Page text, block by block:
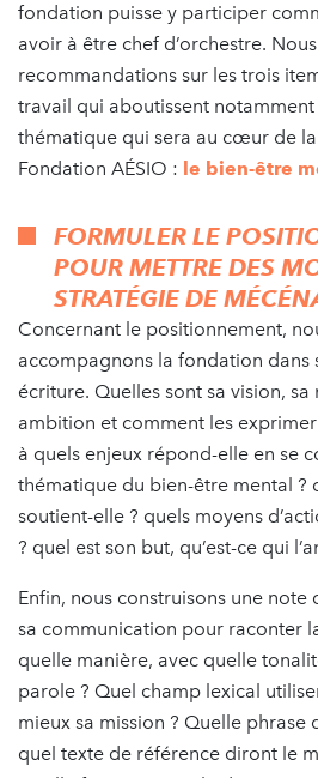
fondation puisse y participer
avoir à être chef d’orchestre.
recommandations sur les trois
travail qui aboutissent
thématique qui sera au cœur de
Fondation AÉSIO : le bien-être
FORMULER LE
POUR METTRE DES
STRATÉGIE DE
Concernant le positionnement,
accompagnons la fondation dans
écriture. Quelles sont sa vision, sa
ambition et comment les exprimer
à quels enjeux répond-elle en se
thématique du bien-être mental ?
soutient-elle ? quels moyens
? quel est son but, qu’est-ce qui
Enfin, nous construisons une
sa communication pour raconter
quelle manière, avec quelle
parole ? Quel champ lexical
mieux sa mission ? Quelle phrase
quel texte de référence diront le